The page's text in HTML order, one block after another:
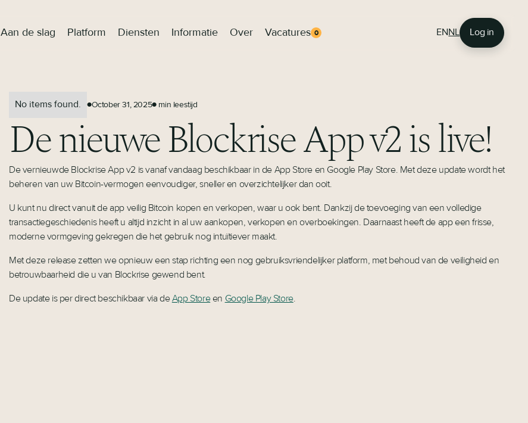
Aan de slag Platform Diensten Informatie Over Vacatures 0 EN NL Log in
No items found. ●October 31, 2025●min leestijd
De nieuwe Blockrise App v2 is live!
De vernieuwde Blockrise App v2 is vanaf vandaag beschikbaar in de App Store en Google Play Store. Met deze update wordt het
beheren van uw Bitcoin-vermogen eenvoudiger, sneller en overzichtelijker dan ooit.
U kunt nu direct vanuit de app veilig Bitcoin kopen en verkopen, waar u ook bent. Dankzij de toevoeging van een volledige
transactiegeschiedenis heeft u altijd inzicht in al uw aankopen, verkopen en overboekingen. Daarnaast heeft de app een frisse,
moderne vormgeving gekregen die het gebruik nog intuïtiever maakt.
Met deze release zetten we opnieuw een stap richting een nog gebruiksvriendelijker platform, met behoud van de veiligheid en
betrouwbaarheid die u van Blockrise gewend bent.
De update is per direct beschikbaar via deApp Storeen Google Play Store.